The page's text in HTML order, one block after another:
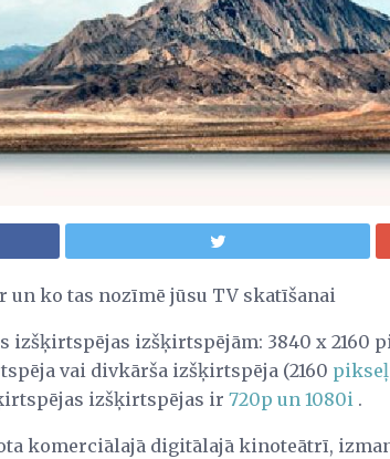
un ko tas nozīmē jūsu TV skatīšanai
izšķirtspējas izšķirtspējām: 3840 x 2160
vai divkārša izšķirtspēja (2160
izšķirtspējas ir 720p un 1080i .
komerciālajā digitālajā kinoteātrī,